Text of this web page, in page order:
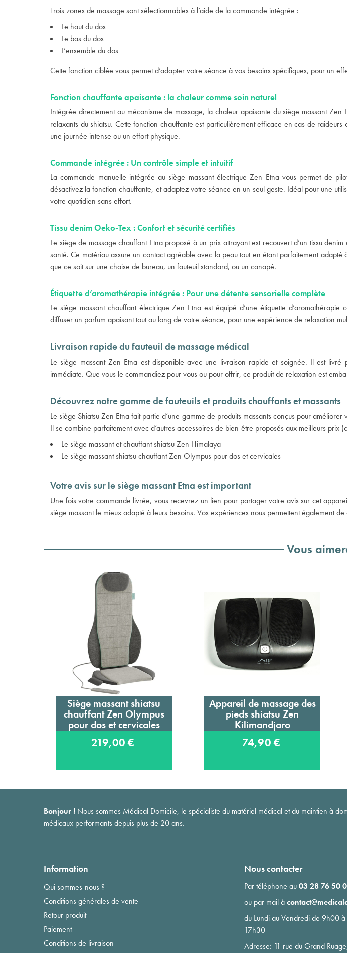
Trois zones de massage sont sélectionnables à l’aide de la commande intégrée :
Le haut du dos
Le bas du dos
L’ensemble du dos
Cette fonction ciblée vous permet d’adapter votre séance à vos besoins spécifiques, pour un
Fonction chauffante apaisante : la chaleur comme soin naturel
Intégrée directement au mécanisme de massage, la chaleur apaisante du siège massant
relaxants du shiatsu. Cette fonction chauffante est particulièrement efficace en cas de
une journée intense ou un effort physique.
Commande intégrée : Un contrôle simple et intuitif
La commande manuelle intégrée au siège massant électrique Zen Etna vous permet de
désactivez la fonction chauffante, et adaptez votre séance en un seul geste. Idéal pour une
votre quotidien sans effort.
Tissu denim Oeko-Tex : Confort et sécurité certifiés
Le siège de massage chauffant Etna proposé à un prix attrayant est recouvert d’un tissu
santé. Ce matériau assure un contact agréable avec la peau tout en étant parfaitement
que ce soit sur une chaise de bureau, un fauteuil standard, ou un canapé.
Étiquette d’aromathérapie intégrée : Pour une détente sensorielle complète
Le siège massant chauffant électrique Zen Etna est équipé d’une étiquette
diffuser un parfum apaisant tout au long de votre séance, pour une expérience de relaxation
Livraison rapide du fauteuil de massage médical
Le siège massant Zen Etna est disponible avec une livraison rapide et soignée. Il est
immédiate. Que vous le commandiez pour vous ou pour offrir, ce produit de relaxation est
Découvrez notre gamme de fauteuils et produits chauffants et massants
Le siège Shiatsu Zen Etna fait partie d’une gamme de produits massants conçus pour
Il se combine parfaitement avec d’autres accessoires de bien-être proposés aux meilleurs
Le siège massant et chauffant shiatsu Zen Himalaya
Le siège massant shiatsu chauffant Zen Olympus pour dos et cervicales
Votre avis sur le siège massant Etna est important
Une fois votre commande livrée, vous recevrez un lien pour partager votre avis sur cet
siège massant le mieux adapté à leurs besoins. Vos expériences nous permettent également
Vous
Ajouter au panier
Siège massant shiatsu
chauffant Zen Olympus
pour dos et cervicales
219,00 €
Ajouter au panier
Appareil de massage des
pieds shiatsu Zen
Kilimandjaro
74,90 €
Bonjour ! Nous sommes Médical Domicile, le spécialiste du matériel médical et du maintien à
médicaux performants depuis plus de 20 ans.
Information
Qui sommes-nous ?
Conditions générales de vente
Retour produit
Paiement
Conditions de livraison
Nous contacter
Par téléphone au03 28 76 50
ou par mail à
du Lundi au Vendredi de 9h00
17h30
Adresse: 11 rue du Grand